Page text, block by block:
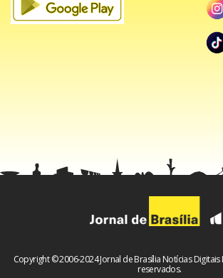
Copyright © 2006-2024 Jornal de Brasília Notícias
reservados.